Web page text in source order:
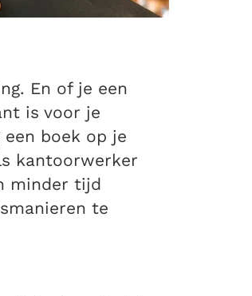
En of je een
is voor je
boek op je
kantoorwerker
minder tijd
te